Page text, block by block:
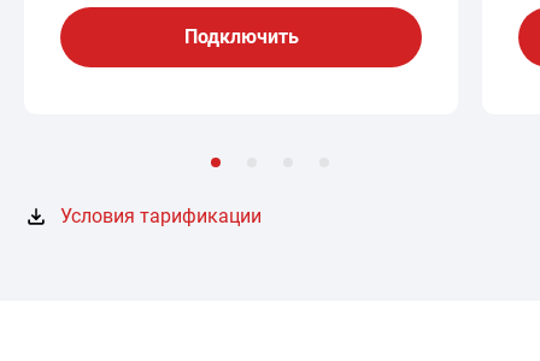
Подключить
Условия тарификации